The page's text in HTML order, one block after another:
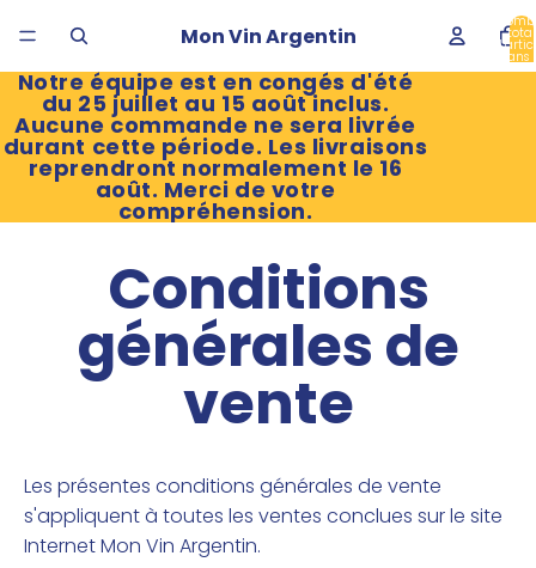
Mon Vin Argentin total
dans
Notre équipe est en congés d'été
du 25 juillet au 15 août inclus.
Aucune commande ne sera livrée
durant cette période. Les livraisons
reprendront normalement le 16
août. Merci de votre
compréhension.
Conditions
générales de
vente
Les présentes conditions générales de vente
s'appliquent à toutes les ventes conclues sur le site
Internet Mon Vin Argentin.